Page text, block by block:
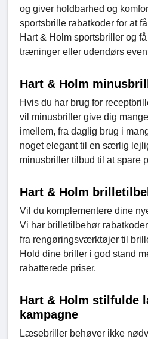
og giver holdbarhed og
sportsbrille rabatkoder for at
Hart & Holm sportsbriller og
træninger eller udendørs
Hart & Holm
Hvis du har brug for
vil minusbriller give dig
imellem, fra daglig brug i
noget elegant til en særlig
minusbriller tilbud til at spare
Hart & Holm
Vil du komplementere dine
Vi har brilletilbehør
fra rengøringsværktøjer til
Hold dine briller i god stand
rabatterede priser.
Hart & Holm stilfulde
kampagne
Læsebriller behøver ikke